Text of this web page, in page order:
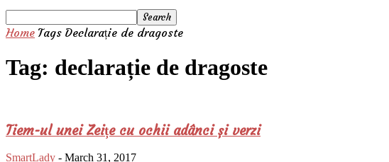
Home Tags Declarație de dragoste
Tag: declarație de dragoste
Tiem-ul unei Zeițe cu ochii adânci și verzi
SmartLady - March 31, 2017